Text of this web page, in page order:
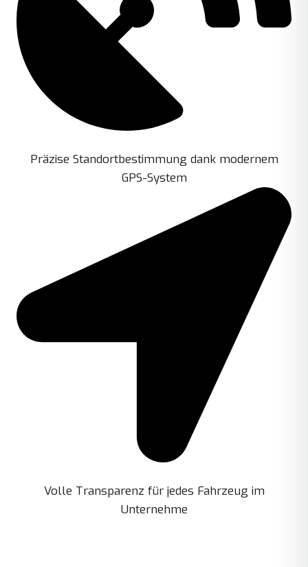
Präzise Standortbestimmung dank modernem
GPS-System
Volle Transparenz für jedes Fahrzeug im
Unternehme